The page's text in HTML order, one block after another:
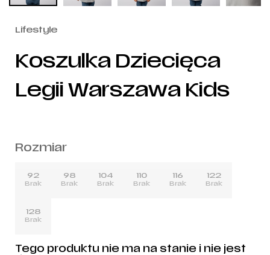
Lifestyle
Koszulka Dziecięca
Legii Warszawa Kids
Rozmiar
92
Brak
98
Brak
104
Brak
110
Brak
116
Brak
122
Brak
128
Brak
Tego produktu nie ma na stanie i nie jest